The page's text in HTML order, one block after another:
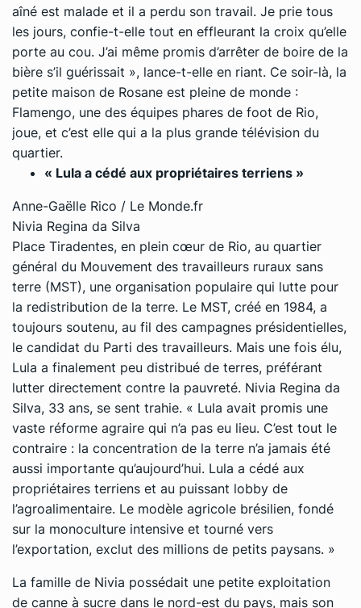
aîné est malade et il a perdu son travail. Je prie tous
les jours, confie-t-elle tout en effleurant la croix qu’elle
porte au cou. J’ai même promis d’arrêter de boire de la
bière s’il guérissait », lance-t-elle en riant. Ce soir-là, la
petite maison de Rosane est pleine de monde :
Flamengo, une des équipes phares de foot de Rio,
joue, et c’est elle qui a la plus grande télévision du
quartier.
« Lula a cédé aux propriétaires terriens »
Anne-Gaëlle Rico / Le Monde.fr
Nivia Regina da Silva
Place Tiradentes, en plein cœur de Rio, au quartier
général du Mouvement des travailleurs ruraux sans
terre (MST), une organisation populaire qui lutte pour
la redistribution de la terre. Le MST, créé en 1984, a
toujours soutenu, au fil des campagnes présidentielles,
le candidat du Parti des travailleurs. Mais une fois élu,
Lula a finalement peu distribué de terres, préférant
lutter directement contre la pauvreté. Nivia Regina da
Silva, 33 ans, se sent trahie. « Lula avait promis une
vaste réforme agraire qui n’a pas eu lieu. C’est tout le
contraire : la concentration de la terre n’a jamais été
aussi importante qu’aujourd’hui. Lula a cédé aux
propriétaires terriens et au puissant lobby de
l’agroalimentaire. Le modèle agricole brésilien, fondé
sur la monoculture intensive et tourné vers
l’exportation, exclut des millions de petits paysans. »
La famille de Nivia possédait une petite exploitation
de canne à sucre dans le nord-est du pays, mais son